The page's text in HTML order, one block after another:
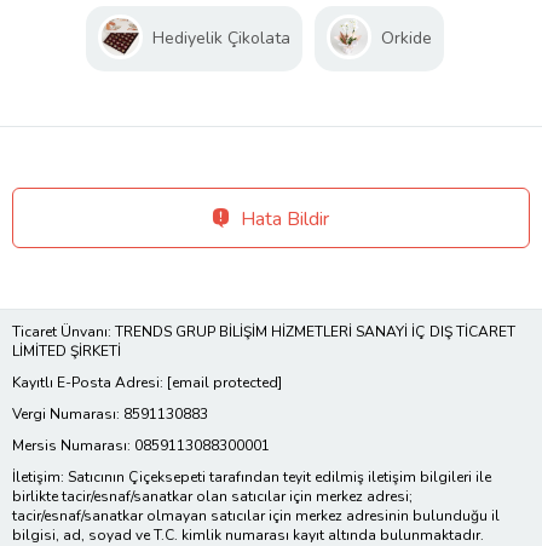
Hediyelik Çikolata Orkide
Hata Bildir
Ticaret Ünvanı: TRENDS GRUP BİLİŞİM HİZMETLERİ SANAYİ İÇ DIŞ TİCARET
LİMİTED ŞİRKETİ
Kayıtlı E-Posta Adresi: [email protected]
Vergi Numarası: 8591130883
Mersis Numarası: 0859113088300001
İletişim: Satıcının Çiçeksepeti tarafından teyit edilmiş iletişim bilgileri ile
birlikte tacir/esnaf/sanatkar olan satıcılar için merkez adresi;
tacir/esnaf/sanatkar olmayan satıcılar için merkez adresinin bulunduğu il
bilgisi, ad, soyad ve T.C. kimlik numarası kayıt altında bulunmaktadır.